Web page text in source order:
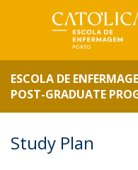
ESCOLA DE
POST-GRADUATE
Study Plan